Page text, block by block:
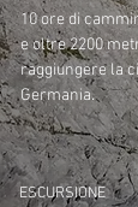
10 ore di
e oltre 2200
raggiungere la
Germania.
ESCURSIONE